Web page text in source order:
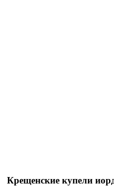
Крещенские купели